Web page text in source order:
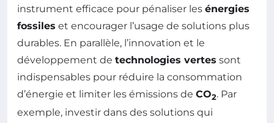
instrument efficace pour pénaliser les énergies
fossiles et encourager l’usage de solutions plus
durables. En parallèle, l’innovation et le
développement de technologies vertes sont
indispensables pour réduire la consommation
d’énergie et limiter les émissions de CO2. Par
exemple, investir dans des solutions qui